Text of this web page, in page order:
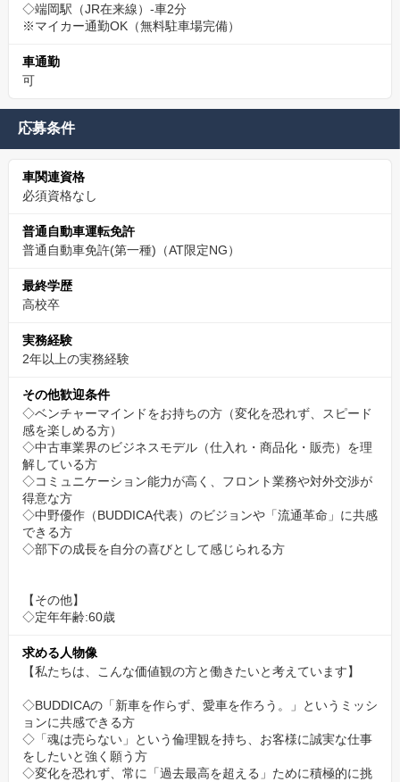
◇端岡駅（JR在来線）-車2分
※マイカー通勤OK（無料駐車場完備）
車通勤
可
応募条件
車関連資格
必須資格なし
普通自動車運転免許
普通自動車免許(第一種)（AT限定NG）
最終学歴
高校卒
実務経験
2年以上の実務経験
その他歓迎条件
◇ベンチャーマインドをお持ちの方（変化を恐れず、スピード
感を楽しめる方）
◇中古車業界のビジネスモデル（仕入れ・商品化・販売）を理
解している方
◇コミュニケーション能力が高く、フロント業務や対外交渉が
得意な方
◇中野優作（BUDDICA代表）のビジョンや「流通革命」に共感
できる方
◇部下の成長を自分の喜びとして感じられる方
【その他】
◇定年年齢:60歳
求める人物像
【私たちは、こんな価値観の方と働きたいと考えています】
◇BUDDICAの「新車を作らず、愛車を作ろう。」というミッシ
ョンに共感できる方
◇「魂は売らない」という倫理観を持ち、お客様に誠実な仕事
をしたいと強く願う方
◇変化を恐れず、常に「過去最高を超える」ために積極的に挑